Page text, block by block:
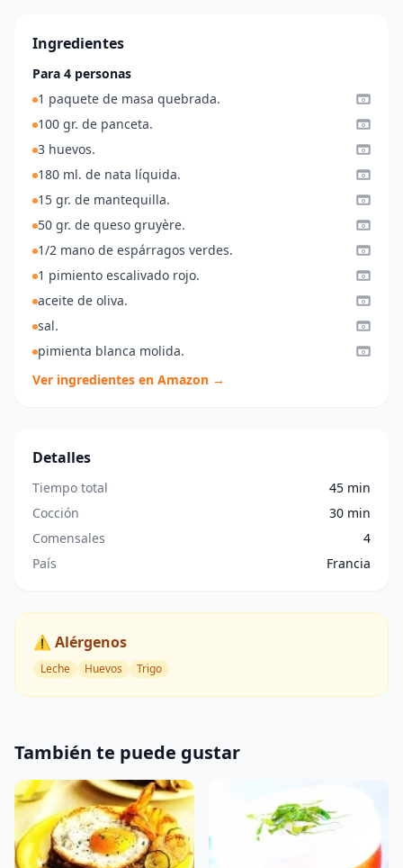
Ingredientes
Para 4 personas
1 paquete de masa quebrada.
100 gr. de panceta.
3 huevos.
180 ml. de nata líquida.
15 gr. de mantequilla.
50 gr. de queso gruyère.
1/2 mano de espárragos verdes.
1 pimiento escalivado rojo.
aceite de oliva.
sal.
pimienta blanca molida.
Ver ingredientes en Amazon →
Detalles
Tiempo total
45 min
Cocción
30 min
Comensales
4
País
Francia
⚠️ Alérgenos
Leche Huevos Trigo
También te puede gustar